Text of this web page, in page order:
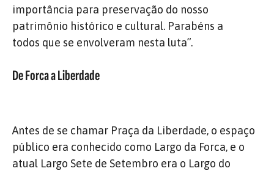
importância para preservação do nosso
patrimônio histórico e cultural. Parabéns a
todos que se envolveram nesta luta”.
De Forca a Liberdade
Antes de se chamar Praça da Liberdade, o espaço
público era conhecido como Largo da Forca, e o
atual Largo Sete de Setembro era o Largo do